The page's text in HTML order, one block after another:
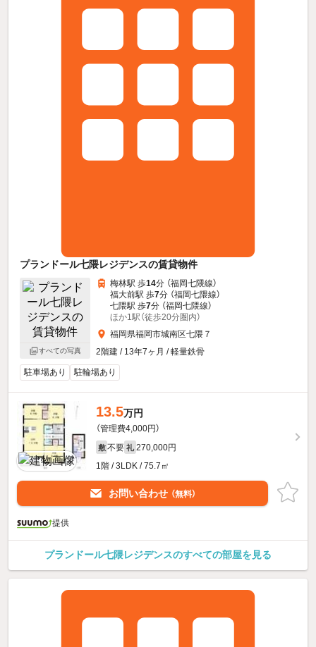
プランドール七隈レジデンスの賃貸物件
すべての写真
梅林駅 歩14分 （福岡七隈線）
福大前駅 歩7分 （福岡七隈線）
七隈駅 歩7分 （福岡七隈線）
ほか1駅（徒歩20分圏内）
福岡県福岡市城南区七隈７
2階建 / 13年7ヶ月 / 軽量鉄骨
駐車場あり 駐輪場あり
13.5万円
（管理費4,000円）
敷 不要 礼 270,000円
1階 / 3LDK / 75.7㎡
お問い合わせ （無料）
提供
プランドール七隈レジデンスのすべての部屋を見る